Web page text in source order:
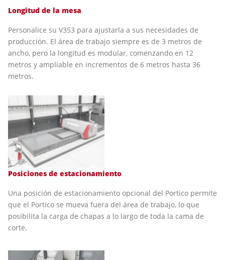
Longitud de la mesa
Personalice su V353 para ajustarla a sus necesidades de
producción. El área de trabajo siempre es de 3 metros de
ancho, pero la longitud es modular, comenzando en 12
metros y ampliable en incrementos de 6 metros hasta 36
metros.
Posiciones de estacionamiento
Una posición de estacionamiento opcional del Portico permite
que el Portico se mueva fuera del área de trabajo, lo que
posibilita la carga de chapas a lo largo de toda la cama de
corte.